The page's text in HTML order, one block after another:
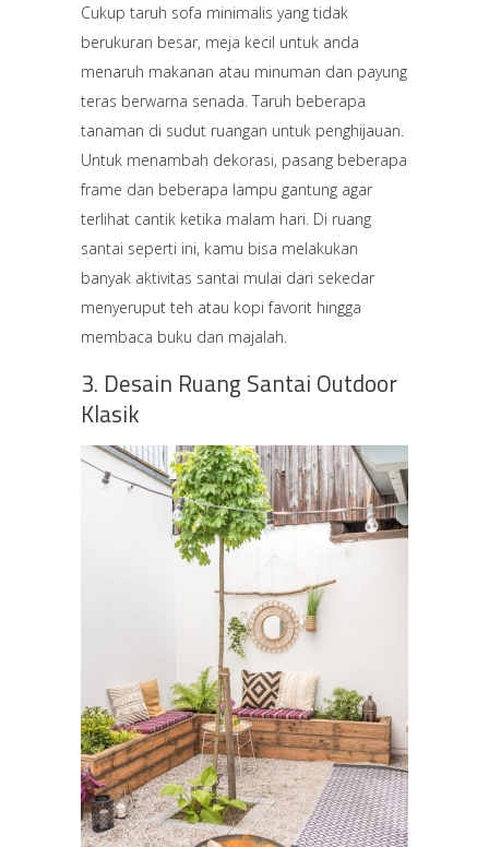
Cukup taruh sofa minimalis yang tidak
berukuran besar, meja kecil untuk anda
menaruh makanan atau minuman dan payung
teras berwarna senada. Taruh beberapa
tanaman di sudut ruangan untuk penghijauan.
Untuk menambah dekorasi, pasang beberapa
frame dan beberapa lampu gantung agar
terlihat cantik ketika malam hari. Di ruang
santai seperti ini, kamu bisa melakukan
banyak aktivitas santai mulai dari sekedar
menyeruput teh atau kopi favorit hingga
membaca buku dan majalah.
3. Desain Ruang Santai Outdoor
Klasik